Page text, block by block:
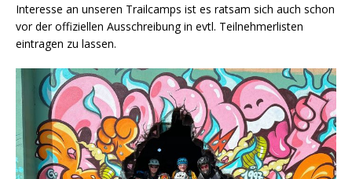
Interesse an unseren Trailcamps ist es ratsam sich auch schon
vor der offiziellen Ausschreibung in evtl. Teilnehmerlisten
eintragen zu lassen.